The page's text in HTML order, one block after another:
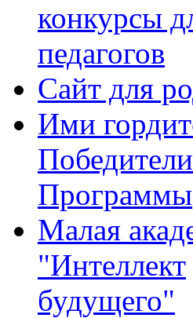
конкурсы
педагогов
Сайт для
Ими
Победители
Программы
Малая
"Интеллект
будущего"